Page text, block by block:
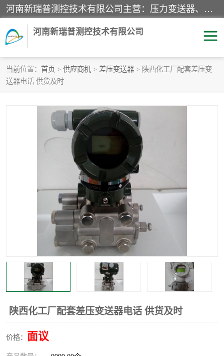
河南新瑞普测控技术有限公司主营：压力变送器、液位变送器、差压变送器、雷达料位计、电容物位计、温度显示控制仪表、电量变送器、流量计、工业自动化系统成套设备。
河南新瑞普测控技术有限公司
当前位置： 首页 > 供应商机 > 差压变送器 > 陕西化工厂配套差压变
送器电话 供货及时
陕西化工厂配套差压变送器电话 供货及时
价格： 面议
霍尼韦尔压力变送器
1151/3351产品分类 精巧型压力变送器
液位变送器 雷达料位计
标准型工业压力变送器 罐旁显示仪
温度传感器变送器
压力变送器 电容物位计
温度显示控制仪表 电量变送器
流量计 工业自动化系统成套设备